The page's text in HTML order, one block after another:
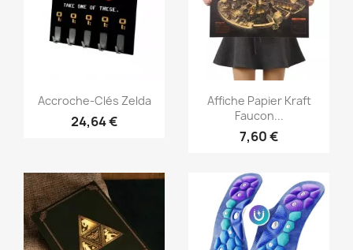
Aperçu rapide
Accroche-Clés Zelda
24,64 €
Aperçu rapide
Affiche Papier Kraft
Faucon...
7,60 €